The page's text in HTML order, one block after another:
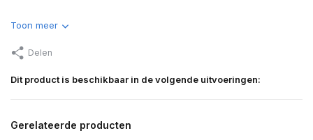
Toon meer
Delen
Dit product is beschikbaar in de volgende uitvoeringen:
Gerelateerde producten